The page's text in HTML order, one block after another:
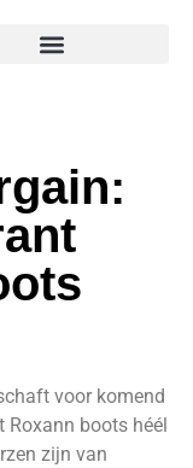
voor komend
Roxann boots héél
zijn van